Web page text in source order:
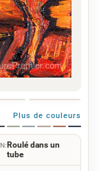
Plus de couleurs
Roulé dans un
tube